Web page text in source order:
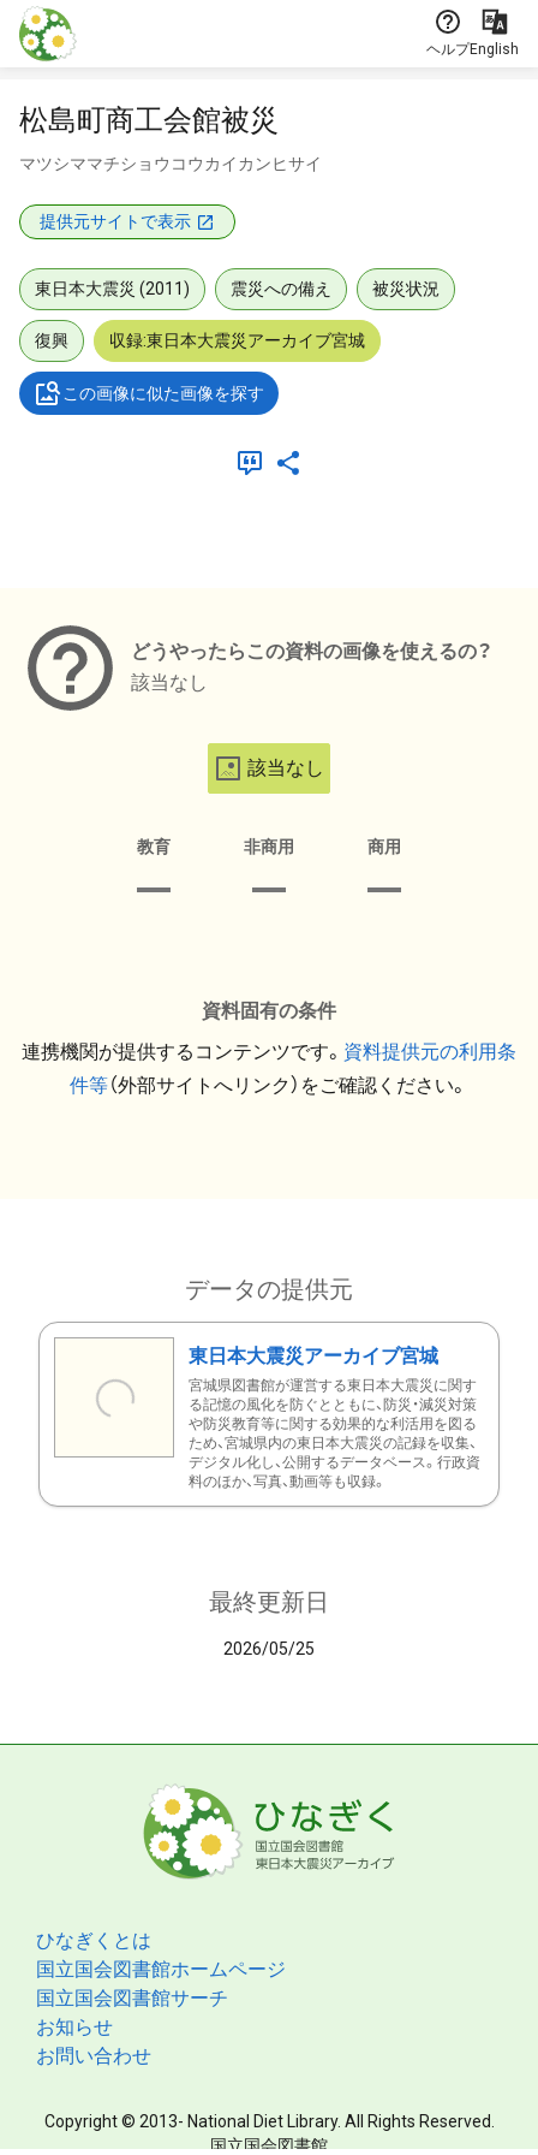
本文に飛ぶ
ヘルプEnglish
松島町商工会館被災
マツシママチショウコウカイカンヒサイ
提供元サイトで表示
東日本大震災 (2011) 震災への備え 被災状況
復興 収録:東日本大震災アーカイブ宮城
この画像に似た画像を探す
どうやったらこの資料の画像を使えるの？
該当なし
該当なし
教育 非商用 商用
資料固有の条件
連携機関が提供するコンテンツです。 資料提供元の利用条
件等（外部サイトへリンク）をご確認ください。
データの提供元
東日本大震災アーカイブ宮城
宮城県図書館が運営する東日本大震災に関す
る記憶の風化を防ぐとともに、防災・減災対策
や防災教育等に関する効果的な利活用を図る
ため、宮城県内の東日本大震災の記録を収集、
デジタル化し、公開するデータベース。行政資
料のほか、写真、動画等も収録。
最終更新日
2026/05/25
ひなぎくとは
国立国会図書館ホームページ
国立国会図書館サーチ
お知らせ
お問い合わせ
Copyright © 2013- National Diet Library. All Rights Reserved.